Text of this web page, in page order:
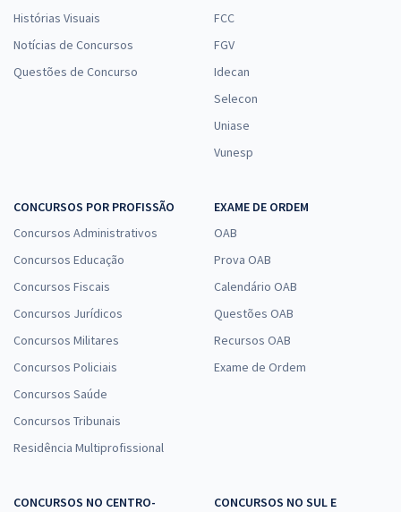
Histórias Visuais
Notícias de Concursos
Questões de Concurso
FCC
FGV
Idecan
Selecon
Uniase
Vunesp
CONCURSOS POR PROFISSÃO
Concursos Administrativos
Concursos Educação
Concursos Fiscais
Concursos Jurídicos
Concursos Militares
Concursos Policiais
Concursos Saúde
Concursos Tribunais
Residência Multiprofissional
EXAME DE ORDEM
OAB
Prova OAB
Calendário OAB
Questões OAB
Recursos OAB
Exame de Ordem
CONCURSOS NO CENTRO-
CONCURSOS NO SUL E